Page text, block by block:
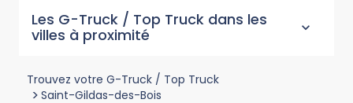
Les G-Truck / Top Truck dans les
villes à proximité
Trouvez votre G-Truck / Top Truck
> Saint-Gildas-des-Bois